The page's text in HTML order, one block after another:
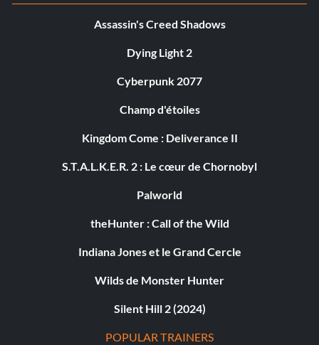
Assassin's Creed Shadows
Dying Light 2
Cyberpunk 2077
Champ d'étoiles
Kingdom Come : Deliverance II
S.T.A.L.K.E.R. 2 : Le cœur de Chornobyl
Palworld
theHunter : Call of the Wild
Indiana Jones et le Grand Cercle
Wilds de Monster Hunter
Silent Hill 2 (2024)
POPULAR TRAINERS